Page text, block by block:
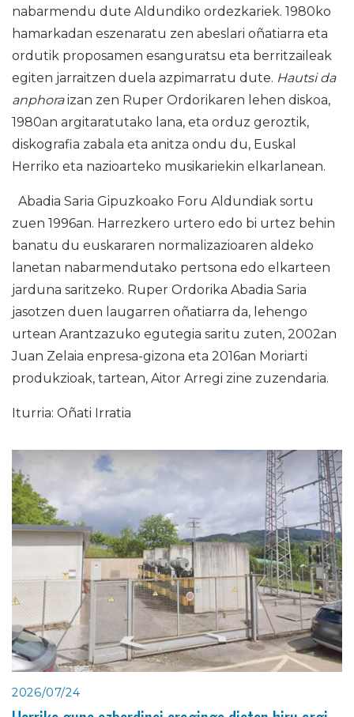
nabarmendu dute Aldundiko ordezkariek. 1980ko
hamarkadan eszenaratu zen abeslari oñatiarra eta
ordutik proposamen esanguratsu eta berritzaileak
egiten jarraitzen duela azpimarratu dute. Hautsi da
anphoraizan zen Ruper Ordorikaren lehen diskoa,
1980an argitaratutako lana, eta orduz geroztik,
diskografia zabala eta anitza ondu du, Euskal
Herriko eta nazioarteko musikariekin elkarlanean.
Abadia Saria Gipuzkoako Foru Aldundiak sortu
zuen 1996an. Harrezkero urtero edo bi urtez behin
banatu du euskararen normalizazioaren aldeko
lanetan nabarmendutako pertsona edo elkarteen
jarduna saritzeko. Ruper Ordorika Abadia Saria
jasotzen duen laugarren oñatiarra da, lehengo
urtean Arantzazuko egutegia saritu zuten, 2002an
Juan Zelaia enpresa-gizona eta 2016an Moriarti
produkzioak, tartean, Aitor Arregi zine zuzendaria.
Iturria: Oñati Irratia
2026/07/24